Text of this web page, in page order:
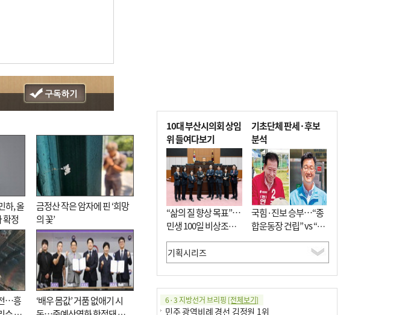
하, 올
확정
금정산 작은 암자에 핀 ‘희망
의 꽃’
…흥
‘배우 몸값’ 거품 없애기 시
10대 부산시의회 상임
위 들여다보기
“삶의 질 향상 목표”…
민생 100일 비상조치
면밀 심사
기초단체 판세·후보
분석
국힘·진보 승부…“종
합운동장 건립” vs “출
근 공공버스 도입”
6·3 지방선거 브리핑 [전체보기]
민주 광역비례 경선 김정원 1위